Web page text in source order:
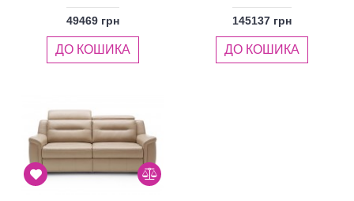
49469 грн
ДО КОШИКА
145137 грн
ДО КОШИКА